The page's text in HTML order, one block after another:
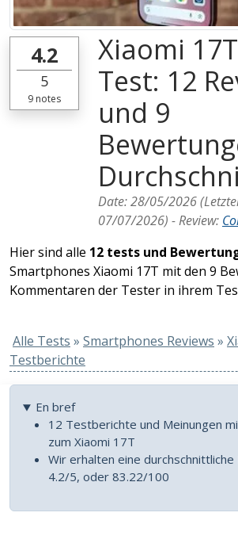
4.2
5
9 notes
Xiaomi
Test: 12
und 9
Date:28/05/2026
07/07/2026) -Review:
Hier sind alle 12 tests und
Smartphones Xiaomi 17T mit den 9
Kommentaren der Tester in ihrem
Alle Tests » Smartphones Reviews »
Testberichte
En bref
12 Testberichte und Meinungen
zum Xiaomi 17T
Wir erhalten eine durchschnittliche
4.2/5, oder 83.22/100